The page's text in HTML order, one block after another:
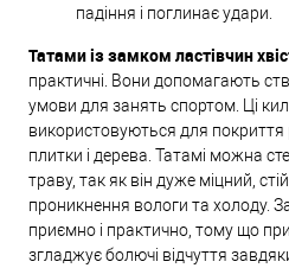
падіння і поглинає удари.
Татами із замком ластівчин
практичні. Вони допомагають
умови для занять спортом. Ці
використовуються для покриття
плитки і дерева. Татамі можна
траву, так як він дуже міцний,
проникнення вологи та холоду.
приємно і практично, тому що
згладжує болючі відчуття